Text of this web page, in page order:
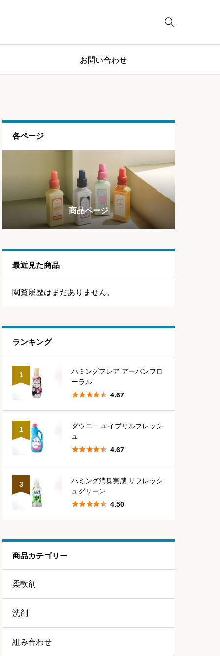

お問い合わせ
各ページ
ランキング
商品ページ
ブログページ
最近見た商品
閲覧履歴はまだありません。
ランキング
1
ハミングフレア アーバンフロ
ーラル
 4.67
1
ダウニー エイプリルフレッシ
ュ
 4.67
3
ハミング消臭実感 リフレッシ
ュグリーン
 4.50
商品カテゴリー
柔軟剤
洗剤
組み合わせ